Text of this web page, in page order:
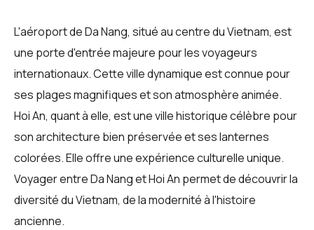
L'aéroport de Da Nang, situé au centre du Vietnam, est
une porte d'entrée majeure pour les voyageurs
internationaux. Cette ville dynamique est connue pour
ses plages magnifiques et son atmosphère animée.
Hoi An, quant à elle, est une ville historique célèbre pour
son architecture bien préservée et ses lanternes
colorées. Elle offre une expérience culturelle unique.
Voyager entre Da Nang et Hoi An permet de découvrir la
diversité du Vietnam, de la modernité à l'histoire
ancienne.